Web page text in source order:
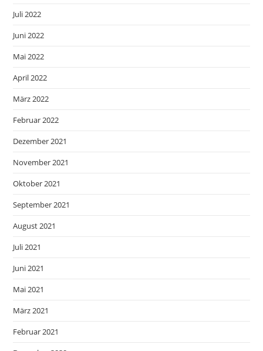
Juli 2022
Juni 2022
Mai 2022
April 2022
März 2022
Februar 2022
Dezember 2021
November 2021
Oktober 2021
September 2021
August 2021
Juli 2021
Juni 2021
Mai 2021
März 2021
Februar 2021